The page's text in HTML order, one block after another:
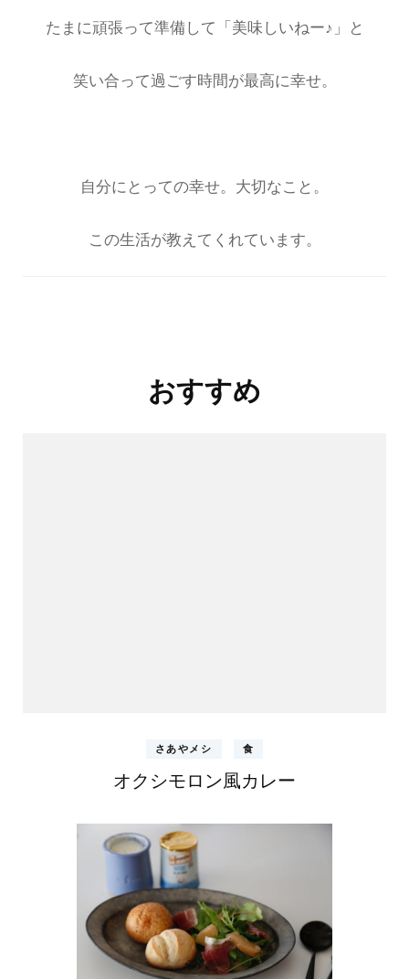
たまに頑張って準備して「美味しいねー♪」と
笑い合って過ごす時間が最高に幸せ。
自分にとっての幸せ。大切なこと。
この生活が教えてくれています。
おすすめ
さあやメシ 食
オクシモロン風カレー